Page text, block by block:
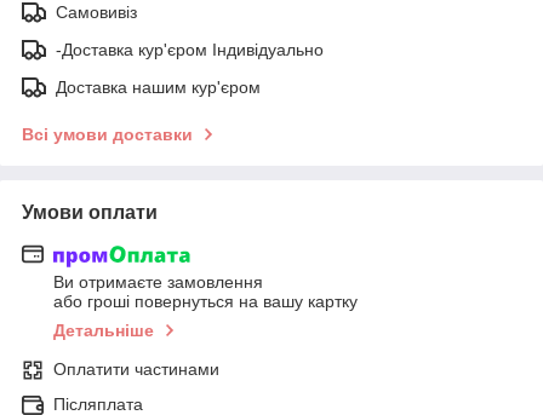
Самовивіз
-Доставка кур'єром Індивідуально
Доставка нашим кур'єром
Всі умови доставки
Умови оплати
Ви отримаєте замовлення
або гроші повернуться на вашу картку
Детальніше
Оплатити частинами
Післяплата